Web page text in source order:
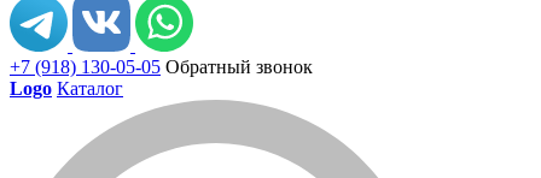
+7 (918) 130-05-05 Обратный звонок
Logo Каталог